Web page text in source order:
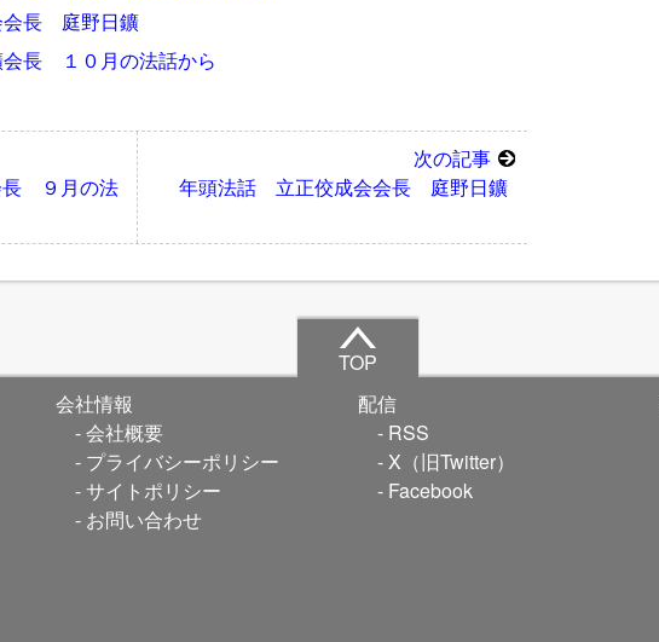
長 庭野日鑛
長 １０月の法話から
長 ９月の法
次の記事
年頭法話 立正佼成会会長 庭野日鑛
TOP
会社情報
会社概要
プライバシーポリシー
サイトポリシー
お問い合わせ
配信
RSS
X（旧Twitter）
Facebook